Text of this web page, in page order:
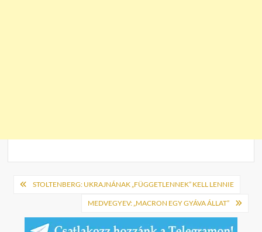
Bejegyzés
STOLTENBERG: UKRAJNÁNAK „FÜGGETLENNEK” KELL LENNIE
MEDVEGYEV: „MACRON EGY GYÁVA ÁLLAT”